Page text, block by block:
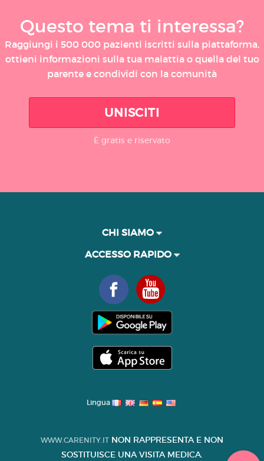
Questo tema ti interessa?
Raggiungi i 500 000 pazienti iscritti sulla piattaforma,
ottieni informazioni sulla tua malattia o quella del tuo
parente e condividi con la comunità
UNISCITI
È gratis e riservato
CHI SIAMO
ACCESSO RAPIDO
Lingua
WWW.CARENITY.IT NON RAPPRESENTA E NON
SOSTITUISCE UNA VISITA MEDICA.